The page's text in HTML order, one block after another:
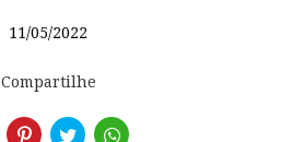
11/05/2022
Compartilhe